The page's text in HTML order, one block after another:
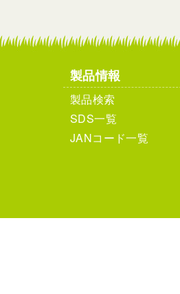
製品情報
製品検索
SDS一覧
JANコード一覧